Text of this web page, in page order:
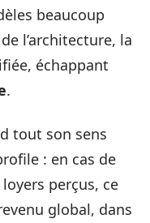
beaucoup
l’architecture, la
échappant
.
tout son sens
: en cas de
perçus, ce
global, dans